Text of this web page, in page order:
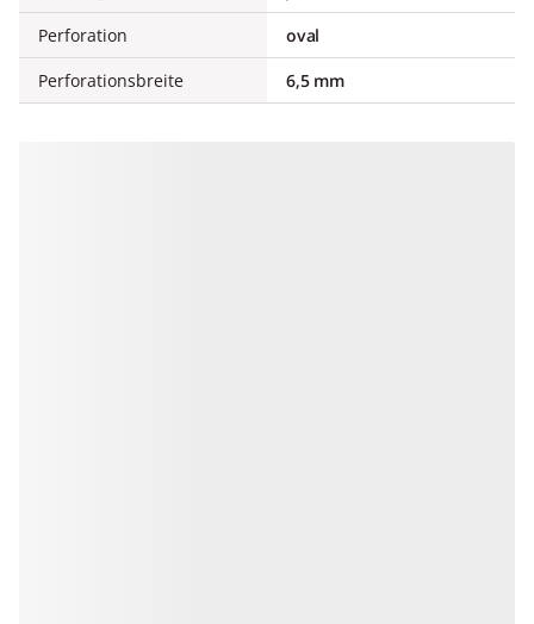
Perforation
oval
Perforationsbreite
6,5 mm